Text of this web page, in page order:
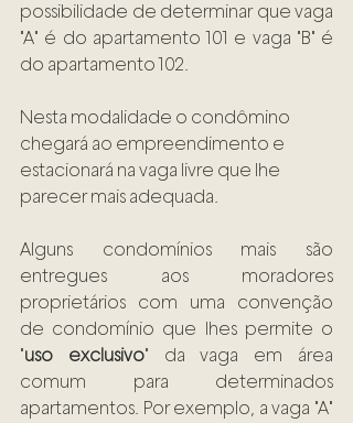
possibilidade de determinar que vaga
"A" é do apartamento 101 e vaga "B" é
do apartamento 102.
Nesta modalidade o condômino
chegará ao empreendimento e
estacionará na vaga livre que lhe
parecer mais adequada.
Alguns condomínios mais são
entregues aos moradores
proprietários com uma convenção
de condomínio que lhes permite o
"uso exclusivo" da vaga em área
comum para determinados
apartamentos. Por exemplo, a vaga "A"